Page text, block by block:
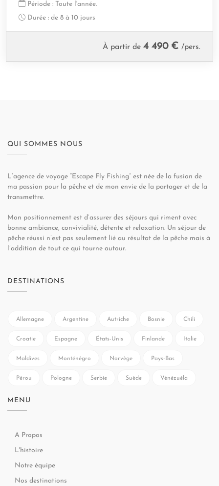
Période : Toute l'année.
Durée : de 8 à 10 jours
À partir de 4 490 € /pers.
QUI SOMMES NOUS
L’agence de voyage “Escape Fly Fishing” est née de la fusion de
ma passion pour la pêche et de mon envie de la partager et de la
transmettre.
Mon positionnement est d’assurer des séjours qui riment avec
bonne ambiance, convivialité, détente et relaxation. Un séjour de
pêche réussi n’est pas seulement lié au résultat de la pêche mais à
l’addition de tout ce qui tourne autour.
DESTINATIONS
Allemagne Argentine Autriche Bosnie Chili
Croatie Espagne États-Unis Finlande Italie
Maldives Monténégro Norvège Pays-Bas
Pérou Pologne Serbie Suède Vénézuéla
MENU
A Propos
L'histoire
Notre équipe
Nos destinations